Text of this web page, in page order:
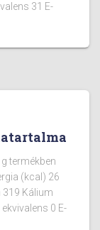
31 E-
termékben
(kcal) 26
319 Kálium
0 E-